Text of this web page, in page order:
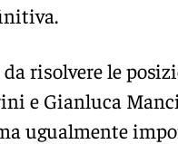
da risolvere le
e Gianluca
ugualmente